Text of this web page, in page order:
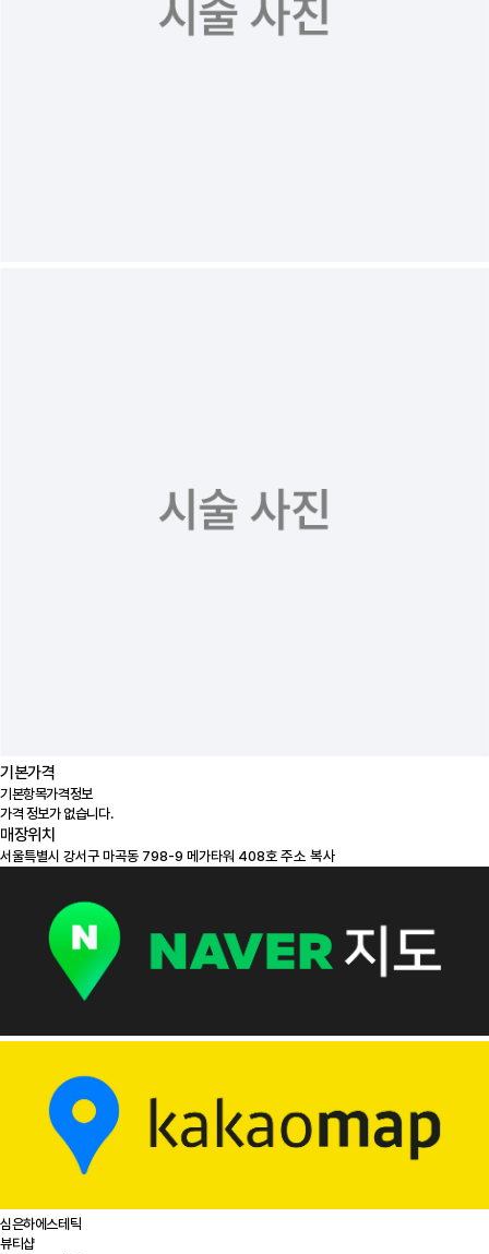
기본가격
기본항목가격정보
가격 정보가 없습니다.
매장위치
주소 복사
심은하에스테틱
뷰티샵